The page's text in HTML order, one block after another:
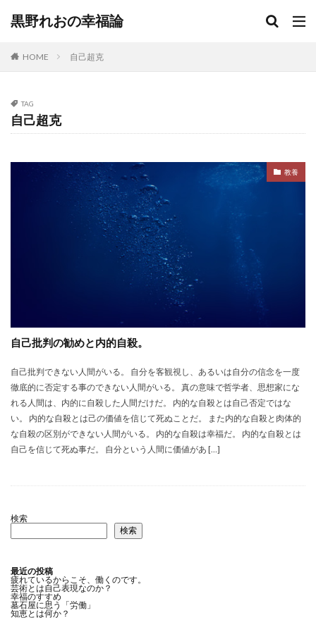
黒野れおの幸福論
HOME 自己超克
TAG
自己超克
教養
自己批判の勧めと内的自殺。
自己批判できない人間がいる。 自分を客観視し、あるいは自分の信念を一度
徹底的に否定する事のできない人間がいる。 真の意味で哲学者、思想家にな
れる人間は、内的に自殺した人間だけだ。 内的な自殺とは自己否定ではな
い。 内的な自殺とは己の価値を信じて死ぬことだ。 また内的な自殺と肉体的
な自殺の区別ができない人間がいる。 内的な自殺は幸福だ。 内的な自殺とは
自己を信じて死ぬ事だ。 自分という人間に価値があ […]
検索
検索
最近の投稿
疲れているからこそ、働くのです。
芸術とは自己表現なのか？
幸福のすすめ
墓石屋に思う「労働」
知恵とは何か？